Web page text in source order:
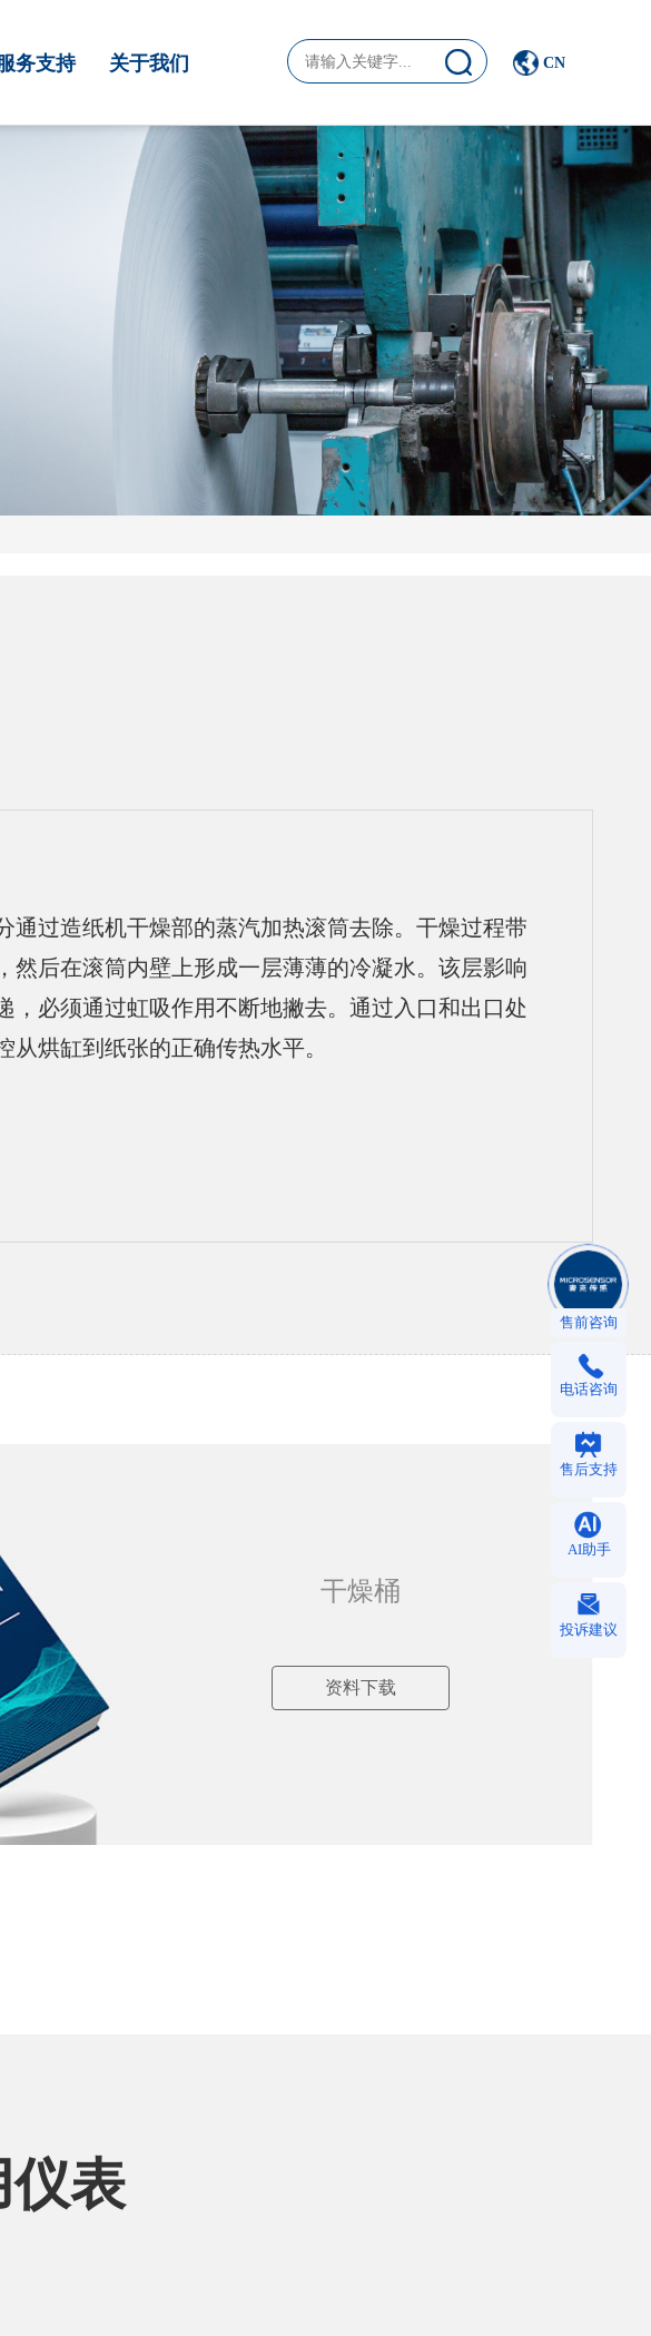
CN
务支持 关于我们
通过造纸机干燥部的蒸汽加热滚筒去除。干燥过程带
然后在滚筒内壁上形成一层薄薄的冷凝水。该层影响
，必须通过虹吸作用不断地撇去。通过入口和出口处
从烘缸到纸张的正确传热水平。
干燥桶
资料下载
仪表
售前咨询
电话咨询
售后支持
AI助手
投诉建议